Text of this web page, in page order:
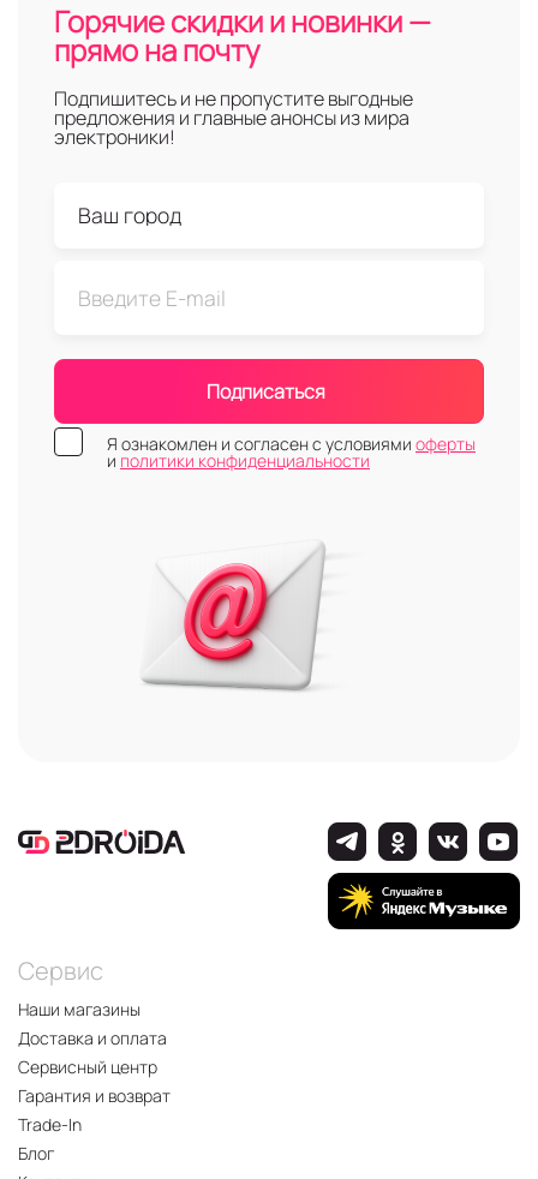
Горячие скидки и новинки —
прямо на почту
Подпишитесь и не пропустите выгодные
предложения и главные анонсы из мира
электроники!
Подписаться
Я ознакомлен и согласен с условиями оферты
и политики конфиденциальности
Сервис
Наши магазины
Доставка и оплата
Сервисный центр
Гарантия и возврат
Trade-In
Блог